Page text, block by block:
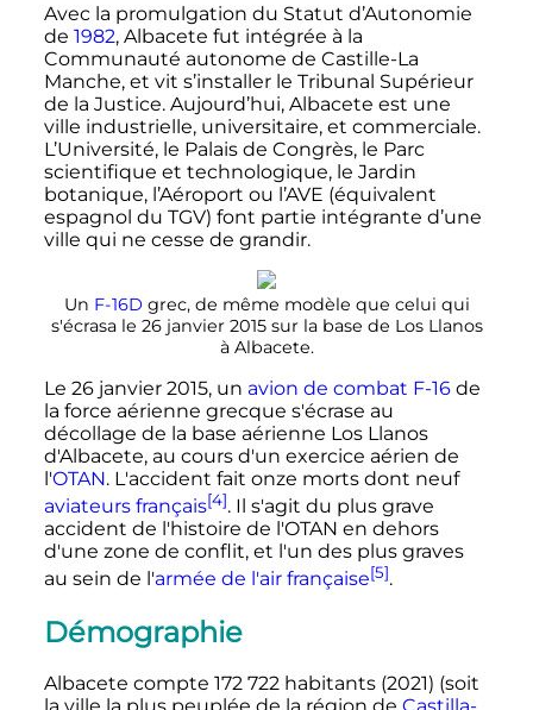
Avec la promulgation du Statut d’Autonomie
de 1982, Albacete fut intégrée à la
Communauté autonome de Castille-La
Manche, et vit s’installer le Tribunal Supérieur
de la Justice. Aujourd’hui, Albacete est une
ville industrielle, universitaire, et commerciale.
L’Université, le Palais de Congrès, le Parc
scientifique et technologique, le Jardin
botanique, l’Aéroport ou l’AVE (équivalent
espagnol du TGV) font partie intégrante d’une
ville qui ne cesse de grandir.
Un F-16D grec, de même modèle que celui qui
s'écrasa le 26 janvier 2015 sur la base de Los Llanos
à Albacete.
Le 26 janvier 2015, un avion de combat F-16de
la force aérienne grecque s'écrase au
décollage de la base aérienne Los Llanos
d'Albacete, au cours d'un exercice aérien de
l'OTAN. L'accident fait onze morts dont neuf
aviateurs français[4]. Il s'agit du plus grave
accident de l'histoire de l'OTAN en dehors
d'une zone de conflit, et l'un des plus graves
au sein de l'armée de l'air française[5].
Démographie
Albacete compte 172 722 habitants(2021) (soit